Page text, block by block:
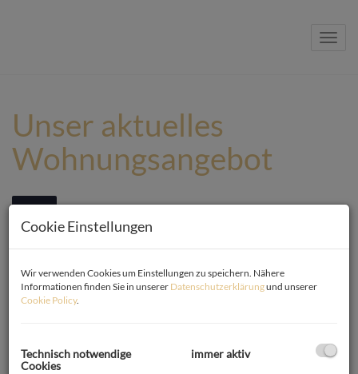
Unser aktuelles
Wohnungsangebot
Objektart
Vermarktungsart
Kauf
Cookie Einstellungen
Wir verwenden Cookies um Einstellungen zu speichern. Nähere
Informationen finden Sie in unserer Datenschutzerklärungund unserer
Cookie Policy.
Technisch notwendige
Cookies
immer aktiv